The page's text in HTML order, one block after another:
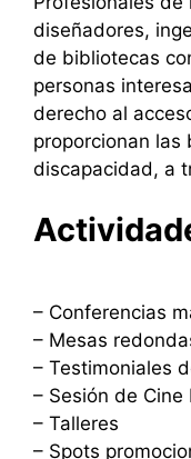
diseñadores,
de bibliotecas
personas
derecho al
proporcionan las
discapacidad, a
– Conferencias
– Mesas
– Testimoniales
– Sesión de Cine
– Talleres
– Spots